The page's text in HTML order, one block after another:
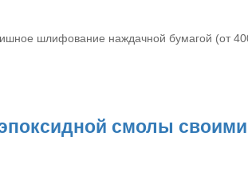
шлифование наждачной бумагой (от